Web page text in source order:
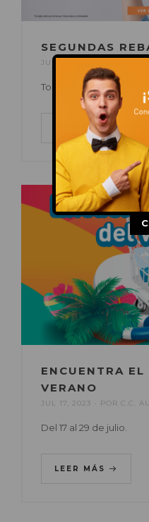
SEGUNDAS
JUL 18, 2023
Todo a -30%*
LEER MÁS
ENCUENTRA EL
VERANO
JUL 17, 2023 POR C.C.
Del 17 al 29 de julio.
LEER MÁS
This